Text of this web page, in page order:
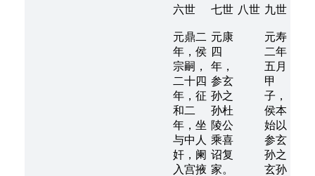
六世
元鼎二
年，侯
宗嗣，
二十四
年，征
和二
年，坐
与中人
奸，阑
入宫掖
七世
元康
四
年，
参玄
孙之
孙杜
陵公
乘喜
诏复
家。
八世 九世
元寿
二年
五月
甲
子，
侯本
始以
参玄
孙之
玄孙